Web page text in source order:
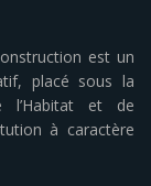
est un
placé sous la
l’Habitat et de
à caractère